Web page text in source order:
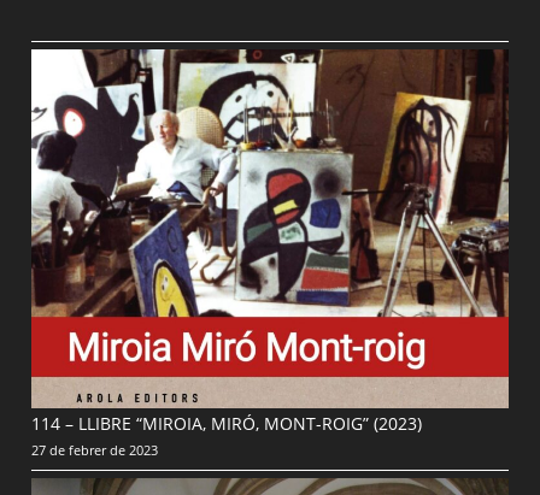
114 – LLIBRE “MIROIA, MIRÓ, MONT-ROIG” (2023)
27 de febrer de 2023